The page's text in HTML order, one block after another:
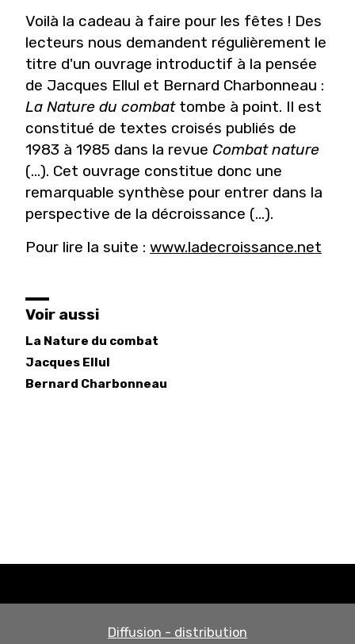
Voilà la cadeau à faire pour les fêtes ! Des
lecteurs nous demandent régulièrement le
titre d'un ouvrage introductif à la pensée
de Jacques Ellul et Bernard Charbonneau :
La Nature du combattombe à point. Il est
constitué de textes croisés publiés de
1983 à 1985 dans la revue Combat nature
(...). Cet ouvrage constitue donc une
remarquable synthèse pour entrer dans la
perspective de la décroissance (...).
Pour lire la suite : www.ladecroissance.net
Voir aussi
La Nature du combat
Jacques Ellul
Bernard Charbonneau
Diffusion - distribution